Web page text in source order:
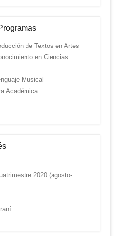
de Textos en Artes
en Ciencias
Musical
Académica
2020 (agosto-